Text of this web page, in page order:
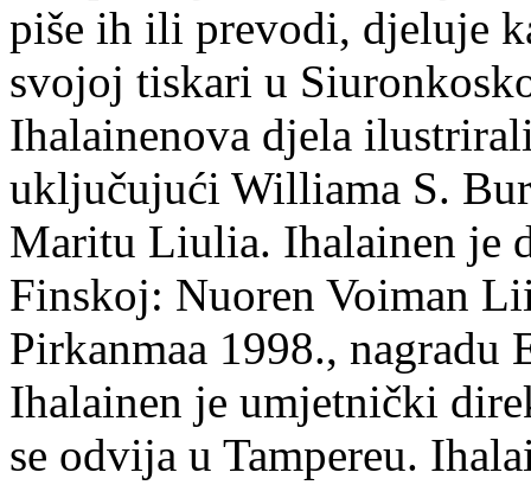
piše ih ili prevodi, djeluje
svojoj tiskari u
Ihalainenova djela
uključujući Williama S.
Maritu Liulia. Ihalainen je
Finskoj: Nuoren Voiman
Pirkanmaa 1998.,
Ihalainen je umjetnički
se odvija u Tampereu.